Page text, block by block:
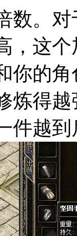
数。
，这
你的
炼得
件越